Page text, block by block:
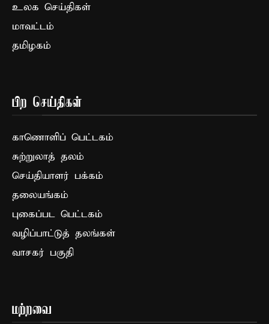
உலக செய்திகள்
மாவட்டம்
தமிழகம்
பிற செய்திகள்
காணொளிப் பெட்டகம்
சுற்றுலாத் தலம்
செய்தியாளர் பக்கம்
தலையங்கம்
புகைப்பட பெட்டகம்
வழிப்பாட்டுத் தலங்கள்
வாசகர் பகுதி
மற்றவை